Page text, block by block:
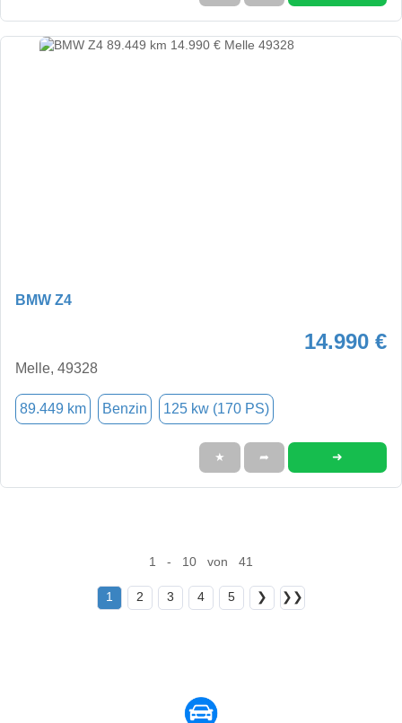
BMW Z4
14.990 €
Melle, 49328
89.449 km Benzin 125 kw (170 PS)
★ ➦ ➜
1 - 10 von 41
1 2 3 4 5 ❯ ❯❯